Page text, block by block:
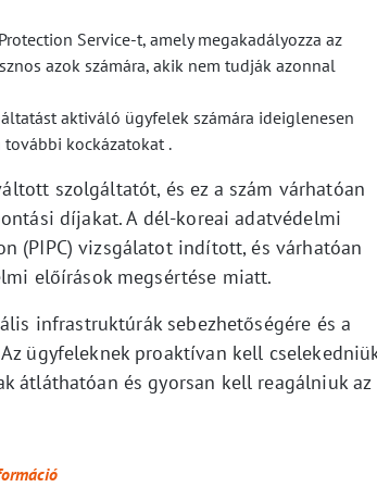
Service-t, amely megakadályozza az
azok számára, akik nem tudják azonnal
aktiváló ügyfelek számára ideiglenesen
kockázatokat .
szolgáltatót, és ez a szám várhatóan
díjakat. A dél-koreai adatvédelmi
(PIPC) vizsgálatot indított, és várhatóan
előírások megsértése miatt.
infrastruktúrák sebezhetőségére és a
ügyfeleknek proaktívan kell
átláthatóan és gyorsan kell reagálniuk az